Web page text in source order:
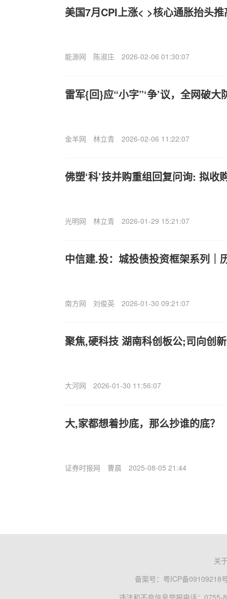
美国7月CPI上涨< >核心通胀抬头
能源网 陈淑庄 2026-02-06 01:30:07
雷军{回}应“小字”‘争’议，全网破大
金羊网 林立青 2026-02-06 11:22:07
佛塑‘科’技并购重组回复问询: 拟收
光明网 林立青 2026-01-29 15:21:07
中信建.投：城投债投资框架系列｜
南方网 刘俊英 2026-01-30 09:21:07
聚焦,硬科技 湖南科创板公;司向创
大河网 2026-01-30 11:56:07
大,家都想着抄底，那么抄谁的底？
证券时报网 曹晨 2025-08-05 21:44
关
备案号： 粤ICP备09109218
违法和不良信息举报电话：0755-